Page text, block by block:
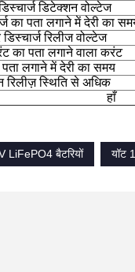
डिटेक्शन वोल्टेज
का पता लगाने में देरी का
रिलीज वोल्टेज
का पता लगाने वाला करंट
पता लगाने में देरी का समय
रिलीज़ स्थिति से अधिक
हाँ
LiFePO4 बैटरियों यॉट